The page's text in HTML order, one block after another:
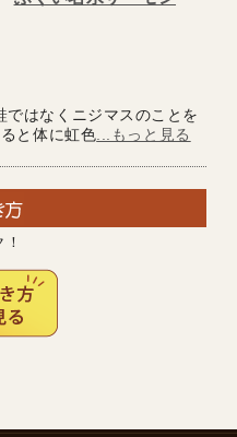
はなくニジマスのことを
と体に虹色 ...もっと見る